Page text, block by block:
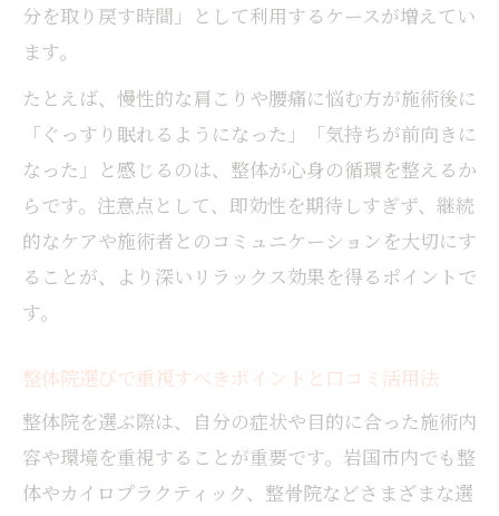
分を取り戻す時間」として利用するケースが増えてい
ます。
たとえば、慢性的な肩こりや腰痛に悩む方が施術後に
「ぐっすり眠れるようになった」「気持ちが前向きに
なった」と感じるのは、整体が心身の循環を整えるか
らです。注意点として、即効性を期待しすぎず、継続
的なケアや施術者とのコミュニケーションを大切にす
ることが、より深いリラックス効果を得るポイントで
す。
整体院選びで重視すべきポイントと口コミ活用法
整体院を選ぶ際は、自分の症状や目的に合った施術内
容や環境を重視することが重要です。岩国市内でも整
体やカイロプラクティック、整骨院などさまざまな選